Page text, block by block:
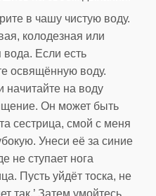
в чашу чистую воду.
колодезная или
вода. Если есть
освящённую воду.
начитайте на воду
Он может быть
сестрица, смой с меня
Унеси её за синие
не ступает нога
Пусть уйдёт тоска, не
так.’ Затем умойтесь